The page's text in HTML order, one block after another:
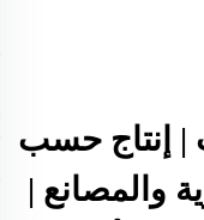
| إنتاج حسب
والمصانع |